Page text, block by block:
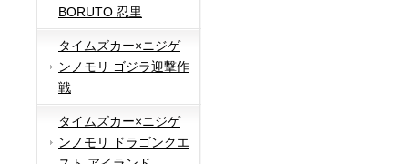
BORUTO 忍里
タイムズカー×ニジゲ
ンノモリ ゴジラ迎撃作
戦
タイムズカー×ニジゲ
ンノモリ ドラゴンクエ